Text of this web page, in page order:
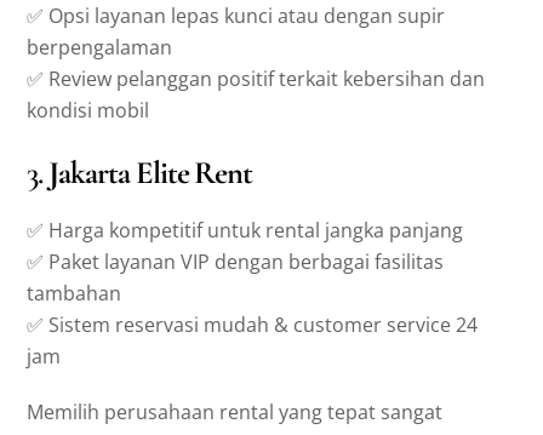
✅ Opsi layanan lepas kunci atau dengan supir
berpengalaman
✅ Review pelanggan positif terkait kebersihan dan
kondisi mobil
3.Jakarta Elite Rent
✅ Harga kompetitif untuk rental jangka panjang
✅ Paket layanan VIP dengan berbagai fasilitas
tambahan
✅ Sistem reservasi mudah & customer service 24
jam
Memilih perusahaan rental yang tepat sangat